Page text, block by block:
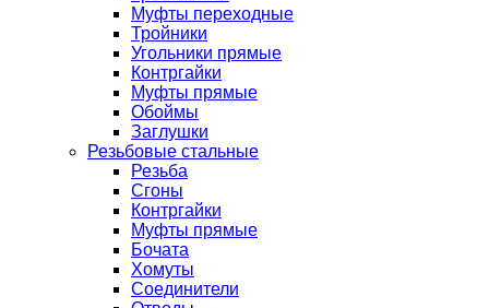
Муфты переходные
Тройники
Угольники прямые
Контргайки
Муфты прямые
Обоймы
Заглушки
Резьбовые стальные
Резьба
Сгоны
Контргайки
Муфты прямые
Бочата
Хомуты
Соединители